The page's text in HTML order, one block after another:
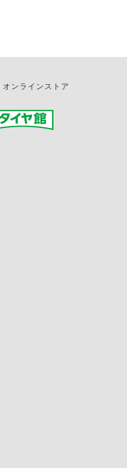
ンラインストア